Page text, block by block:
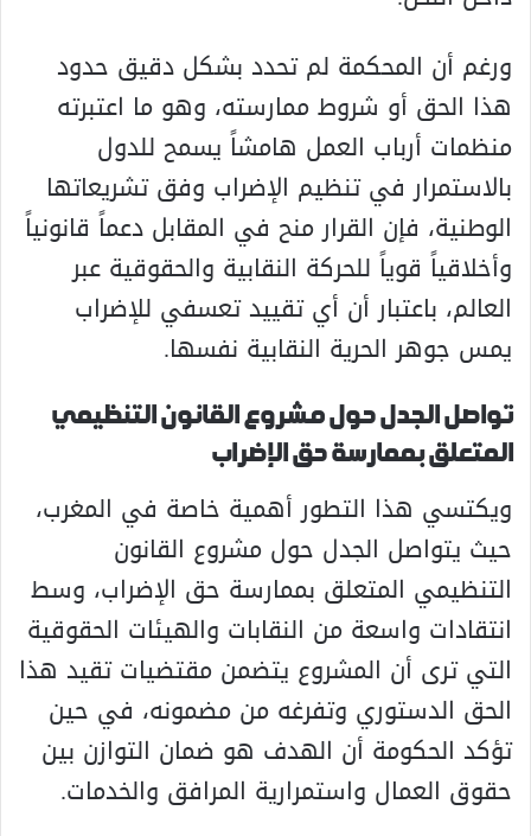
ورغم أن المحكمة لم تحدد بشكل دقيق حدود
هذا الحق أو شروط ممارسته، وهو ما اعتبرته
منظمات أرباب العمل هامشاً يسمح للدول
بالاستمرار في تنظيم الإضراب وفق تشريعاتها
الوطنية، فإن القرار منح في المقابل دعماً قانونياً
وأخلاقياً قوياً للحركة النقابية والحقوقية عبر
العالم، باعتبار أن أي تقييد تعسفي للإضراب
يمس جوهر الحرية النقابية نفسها.
تواصل الجدل حول مشروع القانون التنظيمي
المتعلق بممارسة حق الإضراب
ويكتسي هذا التطور أهمية خاصة في المغرب،
حيث يتواصل الجدل حول مشروع القانون
التنظيمي المتعلق بممارسة حق الإضراب، وسط
انتقادات واسعة من النقابات والهيئات الحقوقية
التي ترى أن المشروع يتضمن مقتضيات تقيد هذا
الحق الدستوري وتفرغه من مضمونه، في حين
تؤكد الحكومة أن الهدف هو ضمان التوازن بين
حقوق العمال واستمرارية المرافق والخدمات.